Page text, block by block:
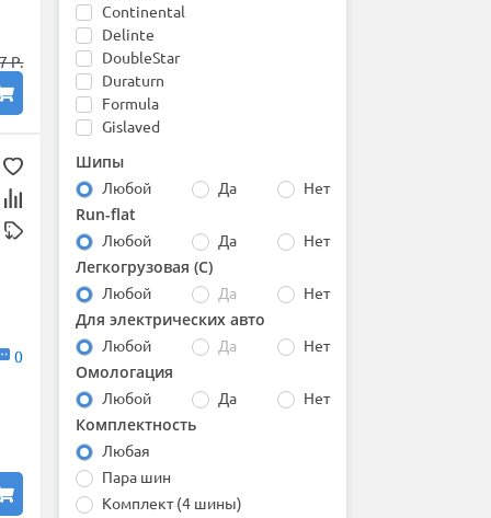
Р.
0
Continental
Delinte
DoubleStar
Duraturn
Formula
Gislaved
Gripmax
Hankook
Ikon (Nokian Tyres)
Kumho
Landsail
Laufenn
Michelin
Nexen
Nokian Tyres (Ikon)
Pirelli
Powertrac
ROADBOSS
Roadmarch
Шипы
Любой Да Нет
Run-flat
Любой Да Нет
Легкогрузовая (С)
Любой Да Нет
Для электрических авто
Любой Да Нет
Омологация
Любой Да Нет
Комплектность
Любая
Пара шин
Комплект (4 шины)